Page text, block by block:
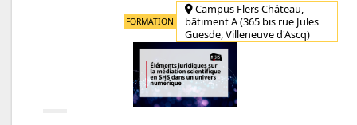
FORMATION
Campus Flers Château,
bâtiment A (365 bis rue Jules
Guesde, Villeneuve d'Ascq)